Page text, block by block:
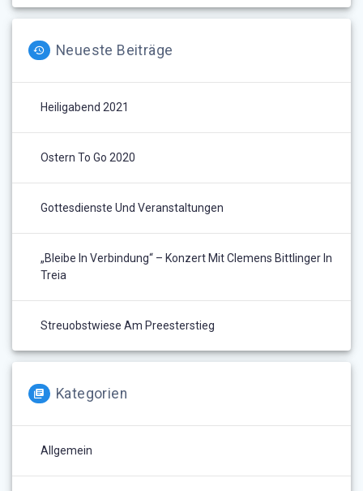
Neueste Beiträge
Heiligabend 2021
Ostern To Go 2020
Gottesdienste Und Veranstaltungen
„Bleibe In Verbindung“ – Konzert Mit Clemens Bittlinger In
Treia
Streuobstwiese Am Preesterstieg
Kategorien
Allgemein